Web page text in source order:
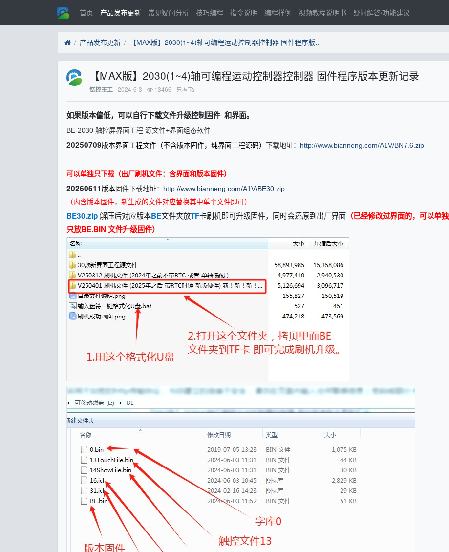
首页 产品发布更新 常见疑问分析 技巧编程 指令说明 编程样例 视频教程说明书 疑问解答/功能建议
产品发布更新 【MAX版】2030(1~4)轴可编程运动控制器控制器 固件程序版本更新记录
【MAX版】2030(1~4)轴可编程运动控制器控制器 固件程序版本更新记录
钇控王工 2024-6-3 13466 只看Ta
如果版本偏低，可以自行下载文件升级控制固件 和界面。
BE-2030 触控屏界面工程 源文件+界面组态软件
20250709版本界面工程文件（不含版本固件，纯界面工程源码） 下载地址： http://www.bianneng.com/A1V/BN7.6.zip
可以单独只下载（出厂刷机文件：含界面和版本固件）
20260611 版本固件下载地址： http://www.bianneng.com/A1V/BE30.zip
（内含版本固件，新生成的文件对应替换其中单个文件即可）
BE30.zip解压后对应版本BE文件夹放TF卡刷机即可升级固件，同时会还原到出厂界面（已经修改过界面的，可以单独
只放BE.BIN 文件升级固件）